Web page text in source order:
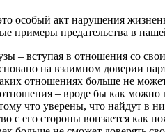
особый акт нарушения
примеры предательства в
– вступая в отношения со
на взаимном доверии
отношениях больше не
– вроде бы как можно
что уверены, что найдут в
с его стороны вонзается как